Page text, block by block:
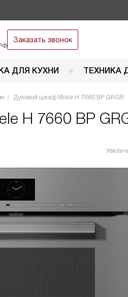
Заказать звонок
ДЛЯ КУХНИ ТЕХНИКА
Духовой шкаф Miele H 7660 BP GRGR
H 7660 BP